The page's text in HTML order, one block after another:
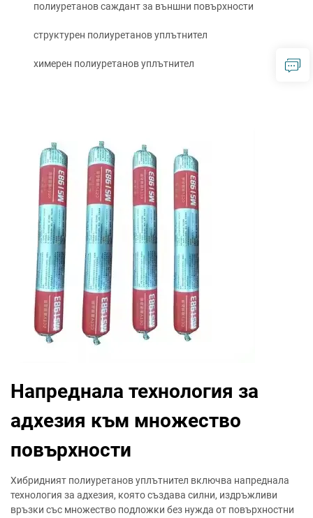
полиуретанов саждант за външни повърхности
структурен полиуретанов уплътнител
химерен полиуретанов уплътнител
Напреднала технология за
адхезия към множество
повърхности
Хибридният полиуретанов уплътнител включва напреднала
технология за адхезия, която създава силни, издръжливи
връзки със множество подложки без нужда от повърхностни